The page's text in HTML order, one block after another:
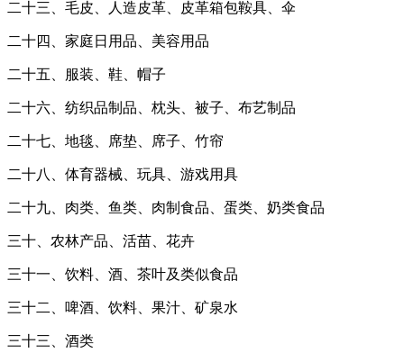
二十三、毛皮、人造皮革、皮革箱包鞍具、伞
二十四、家庭日用品、美容用品
二十五、服装、鞋、帽子
二十六、纺织品制品、枕头、被子、布艺制品
二十七、地毯、席垫、席子、竹帘
二十八、体育器械、玩具、游戏用具
二十九、肉类、鱼类、肉制食品、蛋类、奶类食品
三十、农林产品、活苗、花卉
三十一、饮料、酒、茶叶及类似食品
三十二、啤酒、饮料、果汁、矿泉水
三十三、酒类